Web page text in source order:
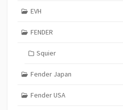
EVH
FENDER
Squier
Fender Japan
Fender USA